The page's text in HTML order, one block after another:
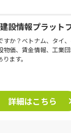
設情報プラット
すか？ベトナム、タイ
物価、賃金情報、工業
ます。
詳細はこちら